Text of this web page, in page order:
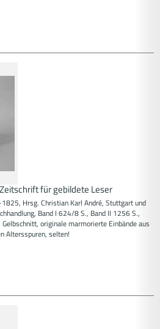
für gebildete Leser
Hrsg. Christian Karl André, Stuttgart und
Band I 624/8 S., Band II 1256 S.,
originale marmorierte Einbände aus
Altersspuren, selten!